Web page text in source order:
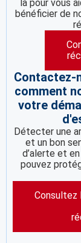
là pour vous
bénéficier de
Contactez-
comment
votre
Détecter une
et un bon
d’alerte et
pouvez
Consultez